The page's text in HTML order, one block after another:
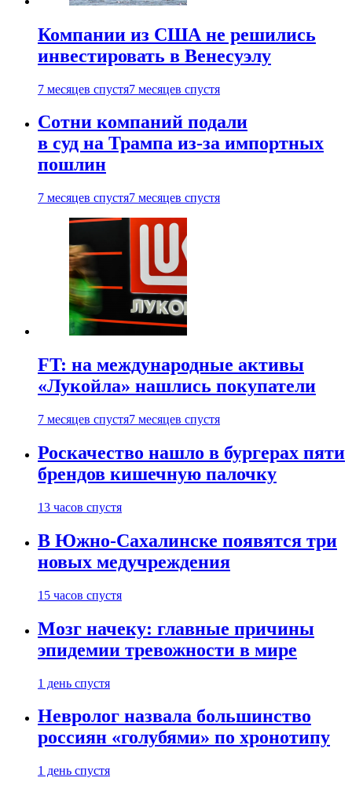
Компании из США не решились
инвестировать в Венесуэлу
7 месяцев спустя7 месяцев спустя
Сотни компаний подали
в суд на Трампа из-за импортных
пошлин
7 месяцев спустя7 месяцев спустя
FT: на международные активы
«Лукойла» нашлись покупатели
7 месяцев спустя7 месяцев спустя
Роскачество нашло в бургерах пяти
брендов кишечную палочку
13 часов спустя
В Южно-Сахалинске появятся три
новых медучреждения
15 часов спустя
Мозг начеку: главные причины
эпидемии тревожности в мире
1 день спустя
Невролог назвала большинство
россиян «голубями» по хронотипу
1 день спустя